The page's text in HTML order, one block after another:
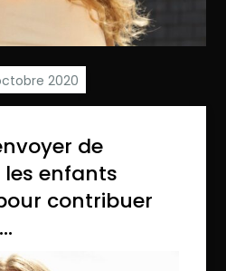
de
les enfants
contribuer